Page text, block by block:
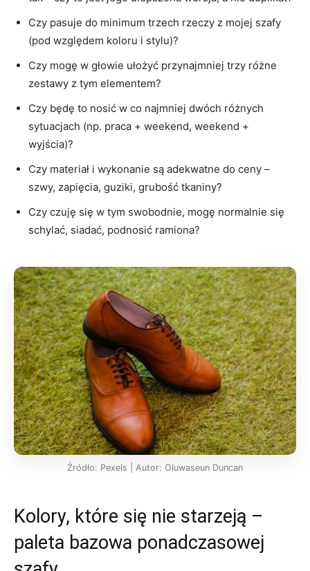
Czy pasuje do minimum trzech rzeczy z mojej szafy
(pod względem koloru i stylu)?
Czy mogę w głowie ułożyć przynajmniej trzy różne
zestawy z tym elementem?
Czy będę to nosić w co najmniej dwóch różnych
sytuacjach (np. praca + weekend, weekend +
wyjścia)?
Czy materiał i wykonanie są adekwatne do ceny –
szwy, zapięcia, guziki, grubość tkaniny?
Czy czuję się w tym swobodnie, mogę normalnie się
schylać, siadać, podnosić ramiona?
Źródło: Pexels | Autor: Oluwaseun Duncan
Kolory, które się nie starzeją –
paleta bazowa ponadczasowej